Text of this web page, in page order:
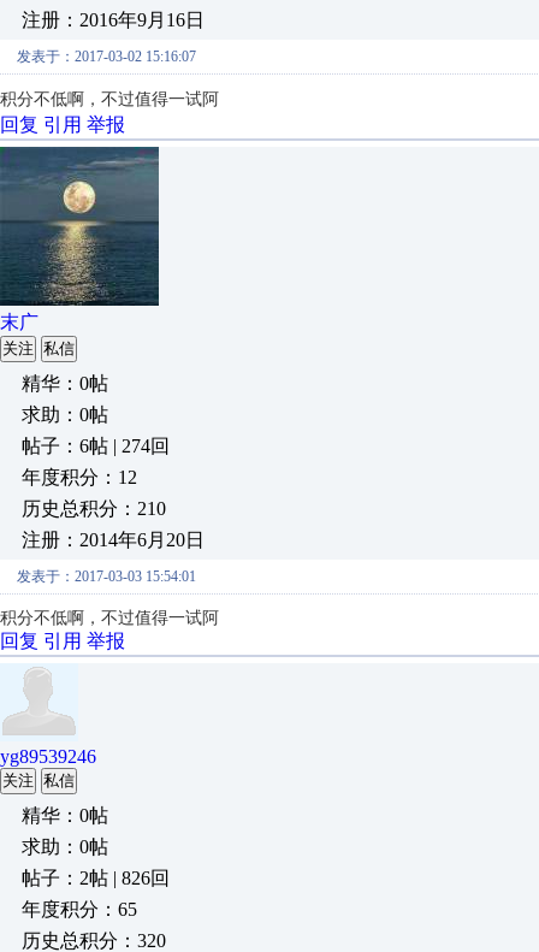
注册：2016年9月16日
发表于：2017-03-02 15:16:07
积分不低啊，不过值得一试阿
回复 引用 举报
末广
关注 私信
精华：0帖
求助：0帖
帖子：6帖 | 274回
年度积分：12
历史总积分：210
注册：2014年6月20日
发表于：2017-03-03 15:54:01
积分不低啊，不过值得一试阿
回复 引用 举报
yg89539246
关注 私信
精华：0帖
求助：0帖
帖子：2帖 | 826回
年度积分：65
历史总积分：320